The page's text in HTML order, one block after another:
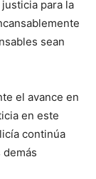
para la
sean
el avance en
en este
continúa